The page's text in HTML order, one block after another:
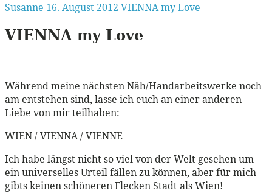
Susanne 16. August 2012 VIENNA my Love
VIENNA my Love
Während meine nächsten Näh/Handarbeitswerke noch
am entstehen sind, lasse ich euch an einer anderen
Liebe von mir teilhaben:
WIEN / VIENNA / VIENNE
Ich habe längst nicht so viel von der Welt gesehen um
ein universelles Urteil fällen zu können, aber für mich
gibts keinen schöneren Flecken Stadt als Wien!